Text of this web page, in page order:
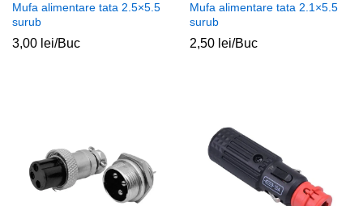
Mufa alimentare tata 2.5×5.5
surub
3,00 lei/Buc
Mufa alimentare tata 2.1×5.5
surub
2,50 lei/Buc